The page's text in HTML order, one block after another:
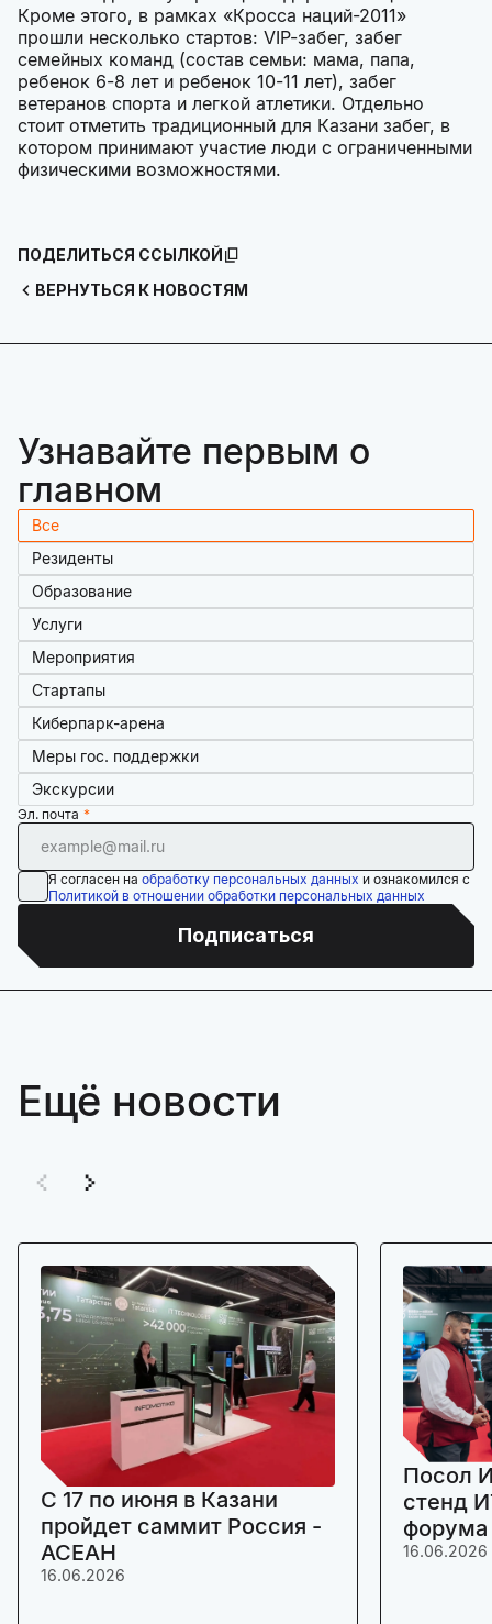
Кроме этого, в рамках «Кросса наций-2011»
прошли несколько стартов: VIP-забег, забег
семейных команд (состав семьи: мама, папа,
ребенок 6-8 лет и ребенок 10-11 лет), забег
ветеранов спорта и легкой атлетики. Отдельно
стоит отметить традиционный для Казани забег, в
котором принимают участие люди с ограниченными
физическими возможностями.
ВЕРНУТЬСЯ К НОВОСТЯМ
ПОДЕЛИТЬСЯ ССЫЛКОЙ
Узнавайте первым о
главном
Все
Резиденты
Образование
Услуги
Мероприятия
Стартапы
Киберпарк-арена
Меры гос. поддержки
Экскурсии
Эл. почта
Я согласен на обработку персональных данных и ознакомился с
Политикой в отношении обработки персональных данных
Подписаться
Ещё новости
C 17 по июня в Казани
пройдет саммит Россия -
АСЕАН
16.06.2026
Посол
стенд
16.06.2026